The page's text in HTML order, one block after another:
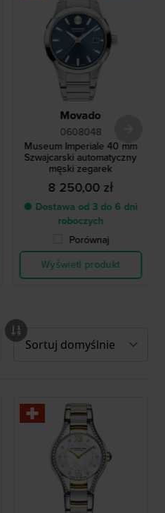
Movado
0608048
Museum Imperiale 40 mm
Szwajcarski automatyczny
męski zegarek
8 250,00 zł
● Dostawa od 3 do 6 dni
roboczych
Porównaj
Wyświetl produkt